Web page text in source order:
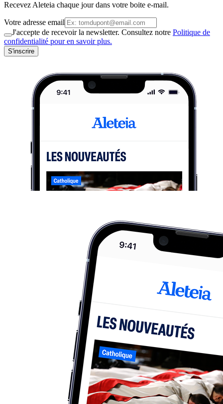
Recevez Aleteia chaque jour dans votre boite e-mail.
Votre adresse email
J'accepte de recevoir la newsletter. Consultez notre Politique de
confidentialité pour en savoir plus.
S'inscrire